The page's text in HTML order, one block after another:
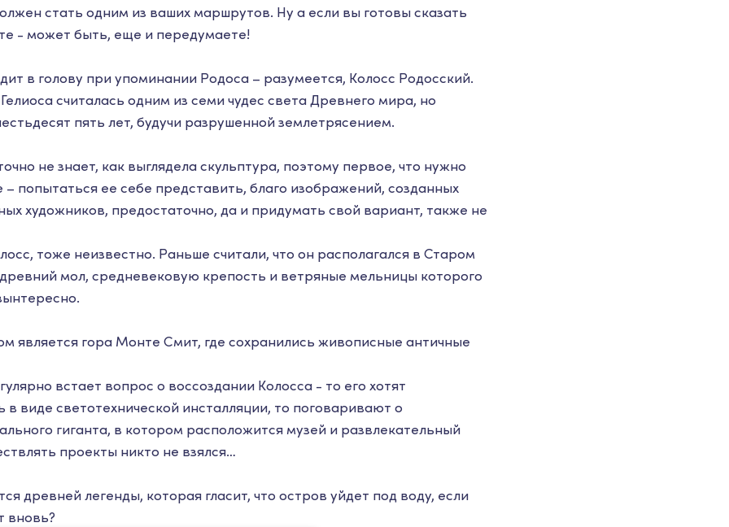
стать одним из ваших маршрутов. Ну а если вы готовы сказать
- может быть, еще и передумаете!
в голову при упоминании Родоса – разумеется, Колосс Родосский.
Гелиоса считалась одним из семи чудес света Древнего мира, но
пять лет, будучи разрушенной землетрясением.
не знает, как выглядела скульптура, поэтому первое, что нужно
– попытаться ее себе представить, благо изображений, созданных
художников, предостаточно, да и придумать свой вариант, также не
тоже неизвестно. Раньше считали, что он располагался в Старом
мол, средневековую крепость и ветряные мельницы которого
является гора Монте Смит, где сохранились живописные античные
встает вопрос о воссоздании Колосса - то его хотят
в виде светотехнической инсталляции, то поговаривают о
гиганта, в котором расположится музей и развлекательный
проекты никто не взялся…
древней легенды, которая гласит, что остров уйдет под воду, если
вновь?